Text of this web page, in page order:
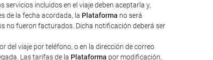
incluidos en el viaje deben aceptarla y,
de la fecha acordada, la Plataforma no será
no fueron facturados. Dicha notificación deberá ser
del viaje por teléfono, o en la dirección de correo
Las tarifas de la Plataforma por modificación,